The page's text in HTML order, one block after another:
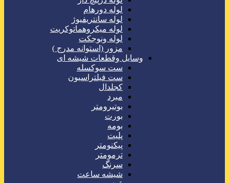
لوله دورهام
لوله سانتریفیوژ
لوله میکروهماتوکریت
لوله ونوجکت
مزور (استوانه مدرج )
وسایل وقطعات شیشه ای
ست سوکسله
ست فیلتراسیون
کجلدال
مبرد
بوتیرومتر
بورت
بومه
پلیت
پیکنومتر
ترمومتر
سرنگ
شیشه ساعت